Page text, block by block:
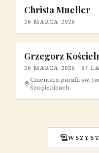
Christa Mueller
26 MARCA 2026
Grzegorz
26 MARCA 2026 · 67
Cmentarz parafii św.
Szopienicach